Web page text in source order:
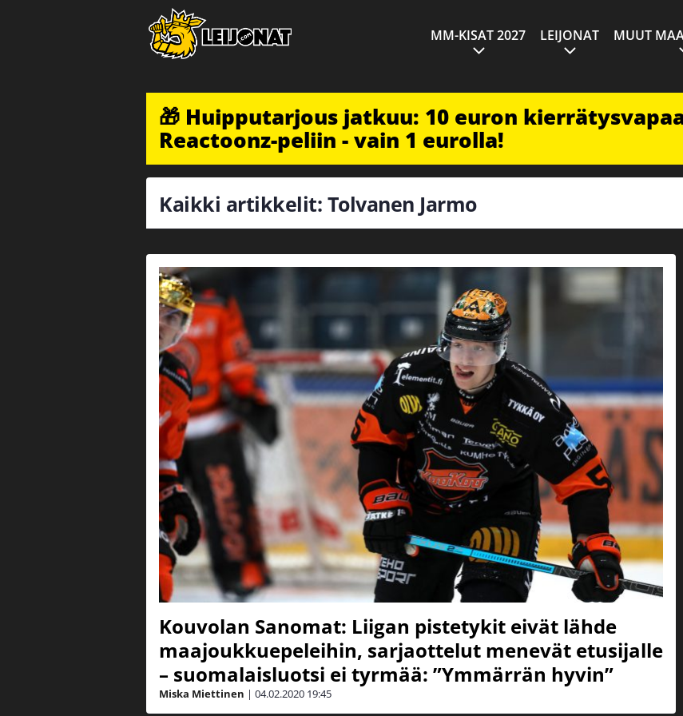
MM-KISAT 2027 LEIJONAT MUUT
🎁 Huipputarjous jatkuu: 10 euron
Reactoonz-peliin - vain 1 eurolla!
Kaikki artikkelit: Tolvanen Jarmo
Kouvolan Sanomat: Liigan pistetykit eivät lähde
maajoukkuepeleihin, sarjaottelut menevät etusijalle
– suomalaisluotsi ei tyrmää: ”Ymmärrän hyvin”
Miska Miettinen | 04.02.2020 19:45